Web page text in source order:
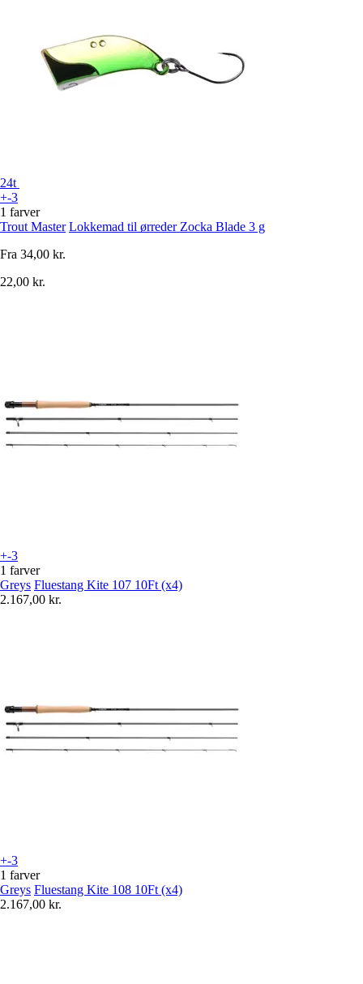
24t
+-3
1 farver
Trout Master Lokkemad til ørreder Zocka Blade 3 g
Fra 34,00 kr.
22,00 kr.
+-3
1 farver
Greys Fluestang Kite 107 10Ft (x4)
2.167,00 kr.
+-3
1 farver
Greys Fluestang Kite 108 10Ft (x4)
2.167,00 kr.